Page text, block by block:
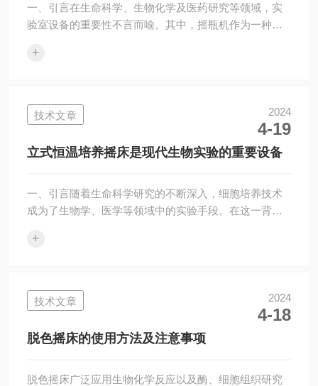
一、引言在生命科学、生物化学及医药研究等领域，实
验室设备的重要性不言而喻。其中，摇瓶机作为一种常
件。特大振幅单层摇瓶机更是以其功能和*性能，在众多
特点特大振幅单层摇瓶机主要由机架、摇动系统、控制
系统等部分组成。其显著的特点在于其振幅设计，相比
传统摇瓶机，特大振幅设计可以更好地模拟自然环境下
的摇动条件，为细胞培养、微生物发酵等实验提供更...
+
技术文章 2024
4-19
立式恒温培养摇床是现代生物实验的重要设备
一、引言随着生命科学研究的不断深入，细胞培养技术
成为了生物学、医学等领域中的实验手段。在这一背景
凭借其恒温、均匀摇动的特点，为科研人员提供了稳
养摇床是一种能够控制温度和提供均匀摇动环境的实验
设备。其核心工作原理主要包括温度控制和摇动控制两
个方面。温度控制方面，通常采用的温度控制系统，如
PID控温技术，能够实现对培养箱内温度的控制。同
+
技术文章 2024
4-18
脱色摇床的使用方法及注意事项
脱色摇床广泛应用生物化学反应以及酶、细胞组织研究